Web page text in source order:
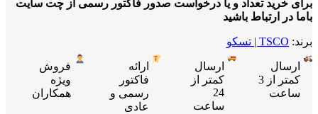
برای خرید تعداد و یا درخواست صدور فاکتور رسمی از چت سایت
باما در ارتباط باشید
برند: TSCO | تسکو
ارسال
کمتر از 3
ساعت
ارسال
کمتر از
24
ساعت
ارائه
فاکتور
رسمی و
عادی
فروش
ویژه
همکاران